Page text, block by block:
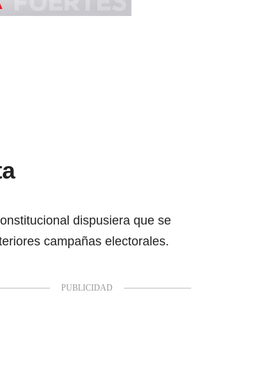
dispusiera que se
campañas electorales.